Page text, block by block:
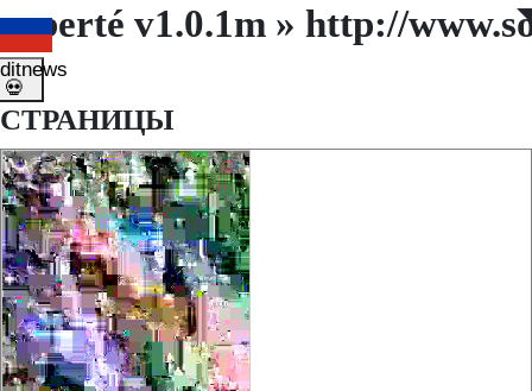
Liberté v1.0.1m » http://
◤ ◥
💀
СТРАНИЦЫ